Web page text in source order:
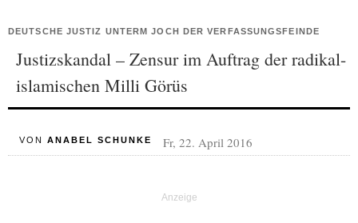
DEUTSCHE JUSTIZ UNTERM JOCH DER VERFASSUNGSFEINDE
Justizskandal – Zensur im Auftrag der radikal-
islamischen Milli Görüs
VON ANABEL SCHUNKE Fr, 22. April 2016